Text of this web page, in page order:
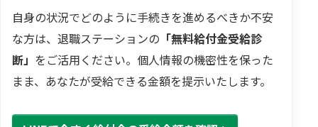
自身の状況でどのように手続きを進めるべきか不安
な方は、退職ステーションの 「無料給付金受給診
断」 をご活用ください。個人情報の機密性を保った
まま、あなたが受給できる金額を提示いたします。